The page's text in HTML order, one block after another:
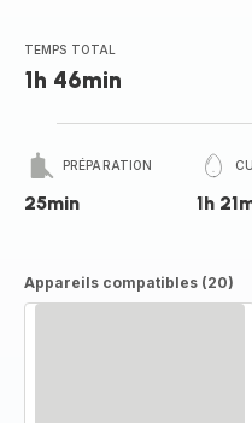
TEMPS TOTAL
1h 46min
PRÉPARATION
25min 1h
Appareils compatibles (20)